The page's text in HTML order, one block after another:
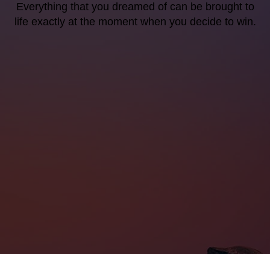
Everything that you dreamed of can be brought to
life exactly at the moment when you decide to win.